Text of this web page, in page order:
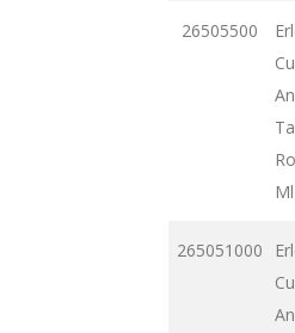
26505500
Ml
265051000